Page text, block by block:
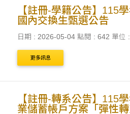
【註冊-學籍公告】115
國內交換生甄選公告
日期 : 2026-05-04 點閱 : 642 單位
更多訊息
【註冊-轉系公告】115
業儲蓄帳戶方案「彈性